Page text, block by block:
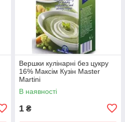
Вершки кулінарні без цукру
16% Максім Кузін Master
Martini
В наявності
1 ₴